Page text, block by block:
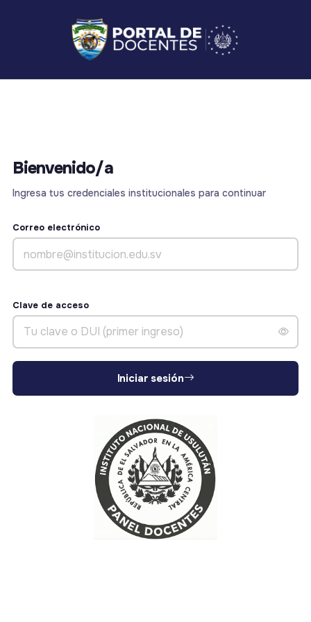
Bienvenido/a
Ingresa tus credenciales institucionales para continuar
Correo electrónico
Clave de acceso
Iniciar sesión